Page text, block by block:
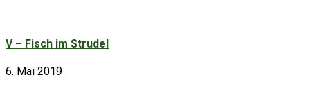
V – Fisch im Strudel
6. Mai 2019